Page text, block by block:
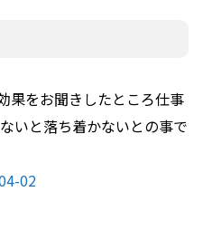
果をお聞きしたところ仕事
いと落ち着かないとの事で